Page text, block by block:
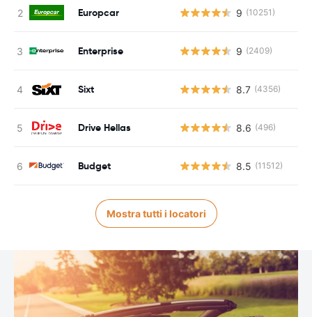
Europcar 9 (10251)
Enterprise 9 (2409)
Sixt 8.7 (4356)
Drive Hellas 8.6 (496)
Budget 8.5 (11512)
Mostra tutti i locatori